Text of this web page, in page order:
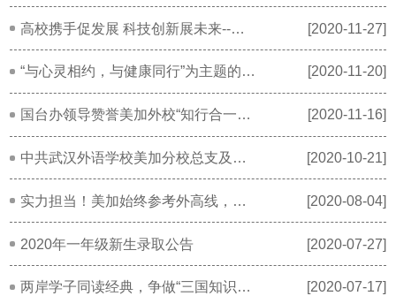
高校携手促发展 科技创新展未来--华中农业大学与武汉外校美加分校小学签约仪式报道 [2020-11-27]
“与心灵相约，与健康同行”为主题的心理健康教育专题培训 [2020-11-20]
国台办领导赞誉美加外校“知行合一素质教育” [2020-11-16]
中共武汉外语学校美加分校总支及各支部委员会换届 [2020-10-21]
实力担当！美加始终参考外高线，哪怕今年分数线高于往年！ [2020-08-04]
2020年一年级新生录取公告 [2020-07-27]
两岸学子同读经典，争做“三国知识王”！ [2020-07-17]